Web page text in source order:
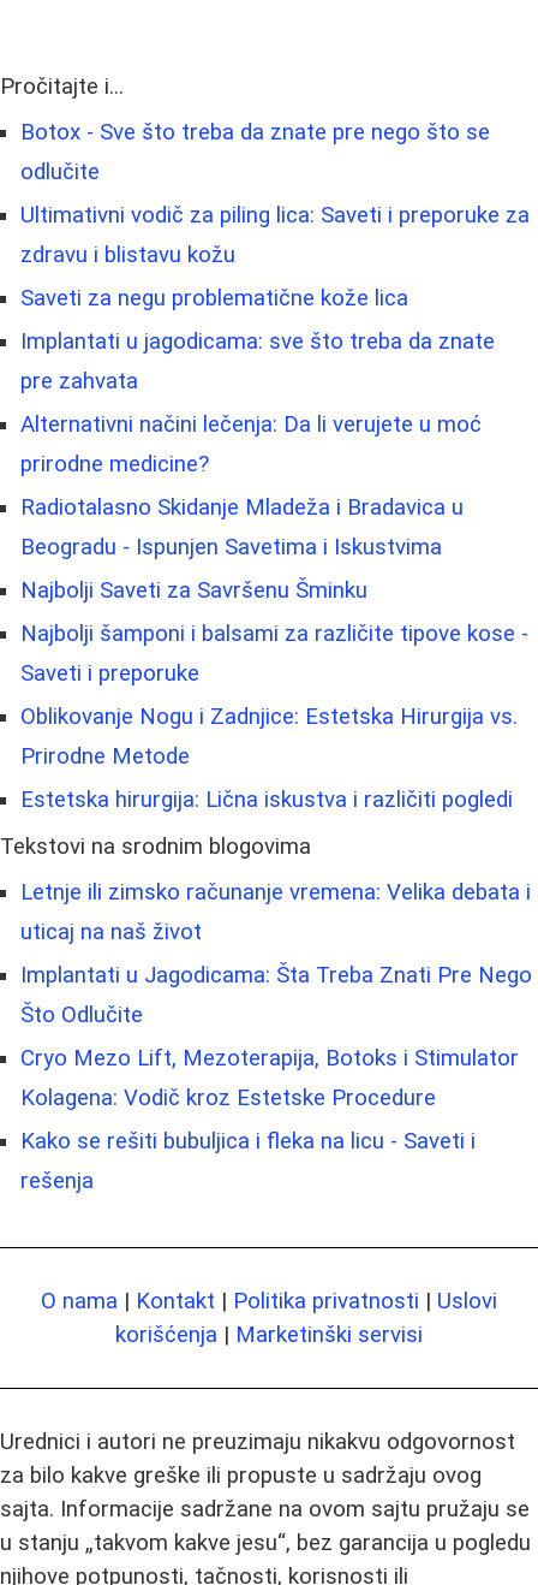
Pročitajte i...
Botox - Sve što treba da znate pre nego što se
odlučite
Ultimativni vodič za piling lica: Saveti i preporuke za
zdravu i blistavu kožu
Saveti za negu problematične kože lica
Implantati u jagodicama: sve što treba da znate
pre zahvata
Alternativni načini lečenja: Da li verujete u moć
prirodne medicine?
Radiotalasno Skidanje Mladeža i Bradavica u
Beogradu - Ispunjen Savetima i Iskustvima
Najbolji Saveti za Savršenu Šminku
Najbolji šamponi i balsami za različite tipove kose -
Saveti i preporuke
Oblikovanje Nogu i Zadnjice: Estetska Hirurgija vs.
Prirodne Metode
Estetska hirurgija: Lična iskustva i različiti pogledi
Tekstovi na srodnim blogovima
Letnje ili zimsko računanje vremena: Velika debata i
uticaj na naš život
Implantati u Jagodicama: Šta Treba Znati Pre Nego
Što Odlučite
Cryo Mezo Lift, Mezoterapija, Botoks i Stimulator
Kolagena: Vodič kroz Estetske Procedure
Kako se rešiti bubuljica i fleka na licu - Saveti i
rešenja
O nama | Kontakt | Politika privatnosti | Uslovi
korišćenja | Marketinški servisi
Urednici i autori ne preuzimaju nikakvu odgovornost
za bilo kakve greške ili propuste u sadržaju ovog
sajta. Informacije sadržane na ovom sajtu pružaju se
u stanju „takvom kakve jesu“, bez garancija u pogledu
njihove potpunosti, tačnosti, korisnosti ili